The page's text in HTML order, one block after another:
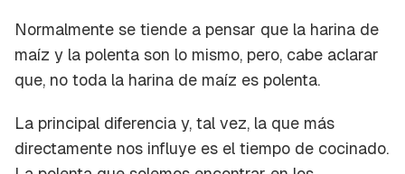
Normalmente se tiende a pensar que la harina de
maíz y la polenta son lo mismo, pero, cabe aclarar
que, no toda la harina de maíz es polenta.
La principal diferencia y, tal vez, la que más
directamente nos influye es el tiempo de cocinado.